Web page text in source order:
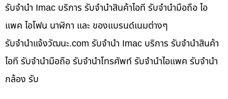
รับจำนำ Imac บริการ รับจำนำสินค้าไอที รับจำนำมือถือ ไอ
แพค ไอโฟน นาฬิกา และ ของแบรนด์เนมต่างๆ
รับจํานําแจ้งวัฒนะ.com รับจำนำ Imac บริการ รับจำนำสินค้า
ไอที รับจำนำมือถือ รับจำนำโทรศัพท์ รับจำนำไอแพค รับจำนำ
กล้อง รับ